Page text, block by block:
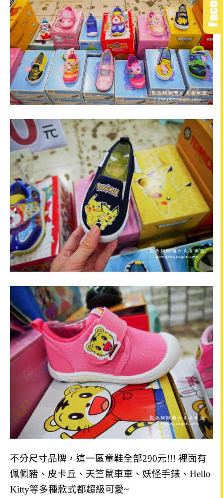
不分尺寸品牌，這一區童鞋全部290元!!! 裡面有
佩佩豬 、 皮卡丘 、 天竺鼠車車 、妖怪手錶 、 Hello
Kitty等多種款式都超級可愛~